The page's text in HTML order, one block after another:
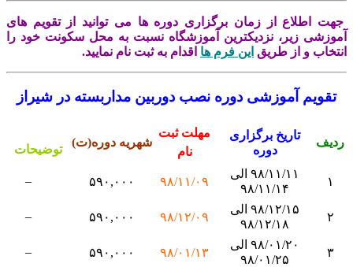
اطلاع از زمان برگزاری دوره ها می توانید از تقویم های
زیر، نزدیکترین آموزشگاه نسبت به محل سکونت خود را
و از طریق این فرم هااقدام به ثبت نام نمایید.
تقویم آموزشی دوره نصب دوربین مداربسته در شیراز
تاریخ برگزاری
دوره
مهلت ثبت
شهریه دوره(ت)
توضیحات
۹۸/۱۱/۱۱ الی
۹۸/۱۱/۱۴
۹۸/۱۱/۰۹ ۵۹۰,۰۰۰
۹۸/۱۲/۱۵ الی
۹۸/۱۲/۱۸
۹۸/۱۲/۰۹ ۵۹۰,۰۰۰
۹۸/۰۱/۲۰ الی
۹۸/۰۱/۲۵
۹۸/۰۱/۱۳ ۵۹۰,۰۰۰